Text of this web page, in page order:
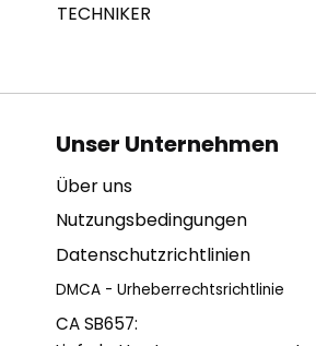
TECHNIKER
Unser Unternehmen
Über uns
Nutzungsbedingungen
Datenschutzrichtlinien
DMCA - Urheberrechtsrichtlinie
CA SB657: